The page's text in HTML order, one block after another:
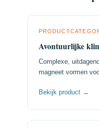
Avontuurlijke
Complexe,
magneet vormen
Bekijk product →